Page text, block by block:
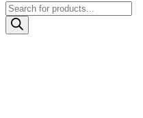
Products
search